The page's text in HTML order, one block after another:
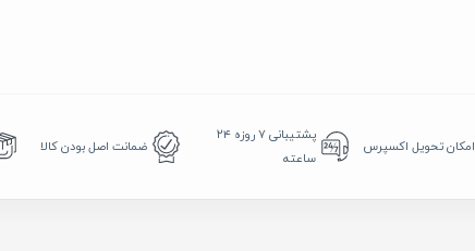
امکان تحویل اکسپرس
پشتیبانی ۷ روزه ۲۴
ساعته
ضمانت اصل بودن کالا